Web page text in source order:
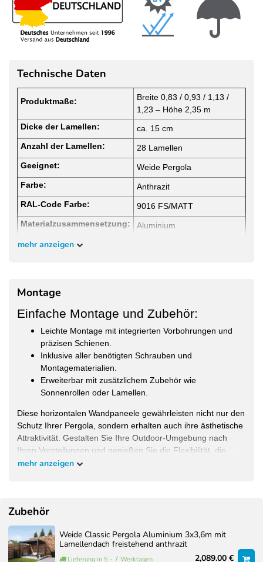
Technische Daten
Produktmaße:
Breite 0,83 / 0,93 / 1,13 /
1,23 – Höhe 2,35 m
Dicke der Lamellen:
ca. 15 cm
Anzahl der Lamellen:
28 Lamellen
Geeignet:
Weide Pergola
Farbe:
Anthrazit
RAL-Code Farbe:
9016 FS/MATT
Materialzusammensetzung:
Aluminium
Abstand Streben:
mehr anzeigen
Montage
Einfache Montage und Zubehör:
Leichte Montage mit integrierten Vorbohrungen und
präzisen Schienen.
Inklusive aller benötigten Schrauben und
Montagematerialien.
Erweiterbar mit zusätzlichem Zubehör wie
Sonnenrollen oder Lamellen.
Diese horizontalen Wandpaneele gewährleisten nicht nur den
Schutz Ihrer Pergola, sondern erhalten auch ihre ästhetische
Attraktivität. Gestalten Sie Ihre Outdoor-Umgebung nach
Ihren Vorstellungen und genießen Sie die Flexibilität, die
unsere Produkte bieten.
mehr anzeigen
Zubehör
Weide Classic Pergola Aluminium 3x3,6m mit
Lamellendach freistehend anthrazit
Lieferung in 5 - 7 Werktagen 2,089.00 €